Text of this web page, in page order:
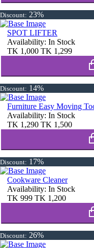
Discount: 23%
SPOT LIFTER
Availability: In Stock
TK 1,000 TK 1,299
Discount: 14%
Availability: In Stock
TK 1,290 TK 1,500
Discount: 17%
Cookware Cleaner
Availability: In Stock
TK 999 TK 1,200
Discount: 26%